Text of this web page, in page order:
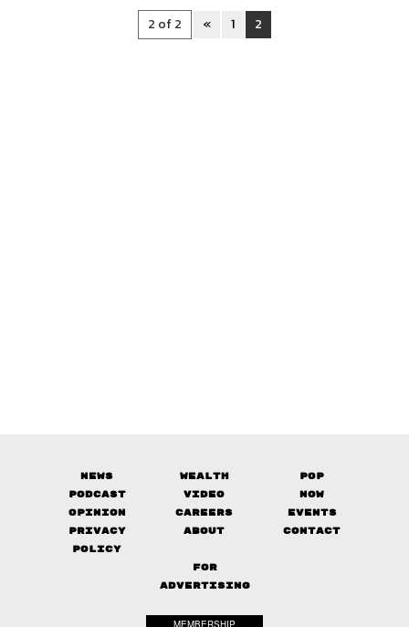
2 of 2 « 1 2
News Wealth
Pop
Podcast
Video
Now
Opinion
Careers
Events
Privacy
Policy
About Contact
FOR
ADVERTISING
MEMBERSHIP